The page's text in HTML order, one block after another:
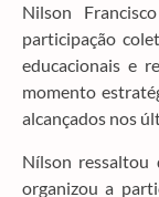
Nilson
participação
educacionais e
momento
alcançados nos
Nílson ressaltou
organizou a